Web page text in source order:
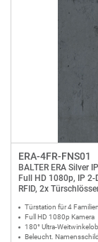
ERA-4FR-FNS01
BALTER ERA Silver
Full HD 1080p, IP
RFID, 2x
Türstation für 4 Familien
Full HD 1080p Kamera
180° Ultra-
Beleucht. Namensschild